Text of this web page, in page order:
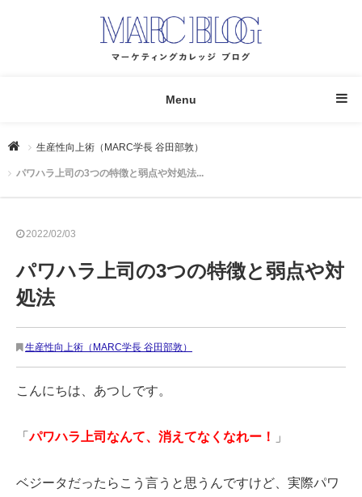
Menu
生産性向上術（MARC学長 谷田部敦）
​​パワハラ上司の3つの特徴と弱点や対処法...
2022/02/03
​​パワハラ上司の3つの特徴と弱点や対
処法
生産性向上術（MARC学長 谷田部敦）
こんにちは、あつしです。
「パワハラ上司なんて、消えてなくなれー！ 」
ベジータだったらこう言うと思うんですけど、実際パワ